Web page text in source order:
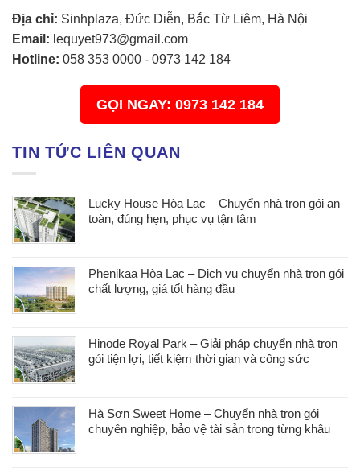
Địa chỉ: Sinhplaza, Đức Diễn, Bắc Từ Liêm, Hà Nội
Email: lequyet973@gmail.com
Hotline: 058 353 0000 - 0973 142 184
GỌI NGAY: 0973 142 184
TIN TỨC LIÊN QUAN
Lucky House Hòa Lạc – Chuyển nhà trọn gói an
toàn, đúng hẹn, phục vụ tận tâm
Phenikaa Hòa Lạc – Dịch vụ chuyển nhà trọn gói
chất lượng, giá tốt hàng đầu
Hinode Royal Park – Giải pháp chuyển nhà trọn
gói tiện lợi, tiết kiệm thời gian và công sức
Hà Sơn Sweet Home – Chuyển nhà trọn gói
chuyên nghiệp, bảo vệ tài sản trong từng khâu